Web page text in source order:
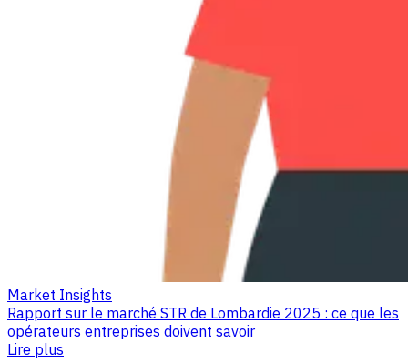
Market Insights
Rapport sur le marché STR de Lombardie 2025 : ce que les
opérateurs entreprises doivent savoir
Lire plus